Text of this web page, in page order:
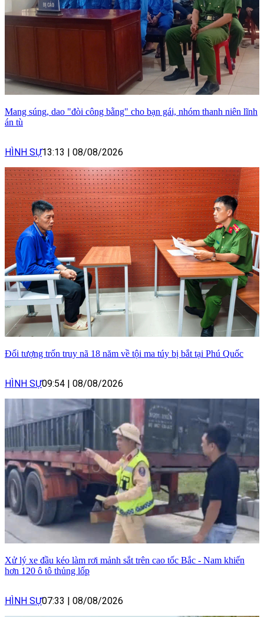
Mang súng, dao "đòi công bằng" cho bạn gái, nhóm thanh niên lĩnh
án tù
HÌNH SỰ13:13 08/08/2026
Đối tượng trốn truy nã 18 năm về tội ma túy bị bắt tại Phú Quốc
HÌNH SỰ09:54 08/08/2026
Xử lý xe đầu kéo làm rơi mảnh sắt trên cao tốc Bắc - Nam khiến
hơn 120 ô tô thủng lốp
HÌNH SỰ07:33 | 08/08/2026